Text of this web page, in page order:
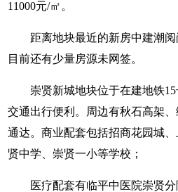
11000元/㎡。
距离地块最近的新房中建潮阅
目前还有少量房源未网签。
崇贤新城地块位于在建地铁
交通出行便利。周边有秋石高架
通达。商业配套包括招商花园城
贤中学、崇贤一小等学校；
医疗配套有临平中医院崇贤